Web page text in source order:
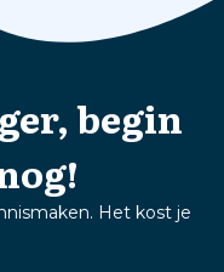
begin
Het kost je